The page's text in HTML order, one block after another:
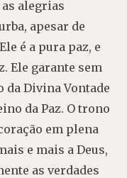
alegrias
apesar de
é a pura paz, e
Ele garante sem
da Divina Vontade
da Paz. O trono
em plena
e mais a Deus,
as verdades